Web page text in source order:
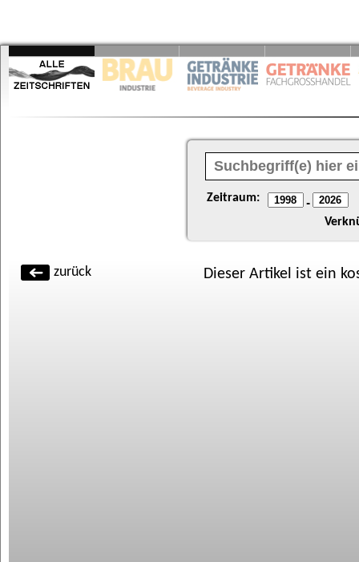
Zeitraum: -
zurück Dieser Artikel ist ein